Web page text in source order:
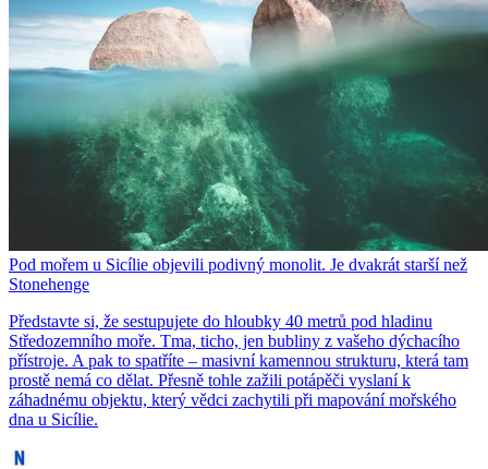
Pod mořem u Sicílie objevili podivný monolit. Je dvakrát starší než
Stonehenge
Představte si, že sestupujete do hloubky 40 metrů pod hladinu
Středozemního moře. Tma, ticho, jen bubliny z vašeho dýchacího
přístroje. A pak to spatříte – masivní kamennou strukturu, která tam
prostě nemá co dělat. Přesně tohle zažili potápěči vyslaní k
záhadnému objektu, který vědci zachytili při mapování mořského
dna u Sicílie.